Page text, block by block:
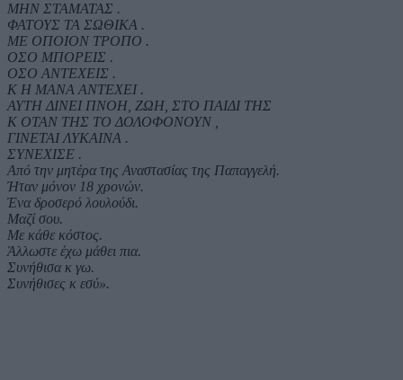
ΜΗΝ ΣΤΑΜΑΤΑΣ .
ΦΑΤΟΥΣ ΤΑ ΣΩΘΙΚΑ .
ΜΕ ΟΠΟΙΟΝ ΤΡΟΠΟ .
ΟΣΟ ΜΠΟΡΕΙΣ .
ΟΣΟ ΑΝΤΕΧΕΙΣ .
Κ Η ΜΑΝΑ ΑΝΤΕΧΕΙ .
ΑΥΤΗ ΔΙΝΕΙ ΠΝΟΗ, ΖΩΗ, ΣΤΟ ΠΑΙΔΙ ΤΗΣ
Κ ΟΤΑΝ ΤΗΣ ΤΟ ΔΟΛΟΦΟΝΟΥΝ ,
ΓΙΝΕΤΑΙ ΛΥΚΑΙΝΑ .
ΣΥΝΕΧΙΣΕ .
Από την μητέρα της Αναστασίας της Παπαγγελή.
Ήταν μόνον 18 χρονών.
Ένα δροσερό λουλούδι.
Μαζί σου.
Με κάθε κόστος.
Άλλωστε έχω μάθει πια.
Συνήθισα κ γω.
Συνήθισες κ εσύ».